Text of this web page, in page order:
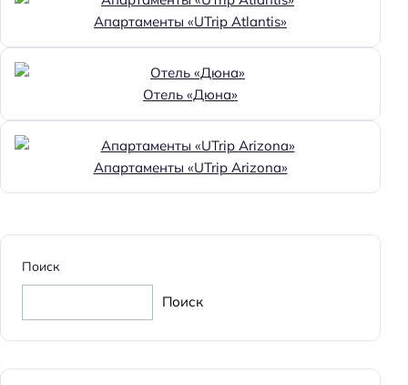
Апартаменты «UTrip Atlantis»
Отель «Дюна»
Апартаменты «UTrip Arizona»
Поиск
Поиск